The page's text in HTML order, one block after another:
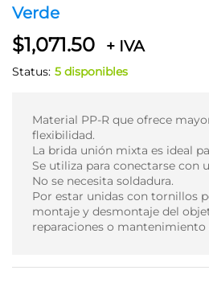
Verde
$1,071.50 + IVA
Status: 5 disponibles
Material PP-R que ofrece
flexibilidad.
La brida unión mixta es ideal
Se utiliza para conectarse con
No se necesita soldadura.
Por estar unidas con tornillos
montaje y desmontaje del
reparaciones o mantenimiento